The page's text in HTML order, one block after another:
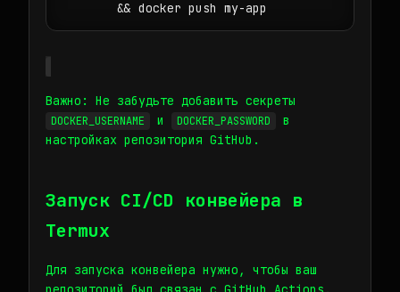
Важно: Не забудьте добавить секреты
DOCKER_USERNAME и DOCKER_PASSWORD
в
настройках репозитория GitHub.
Запуск CI/CD конвейера в
Termux
Для запуска конвейера нужно, чтобы ваш